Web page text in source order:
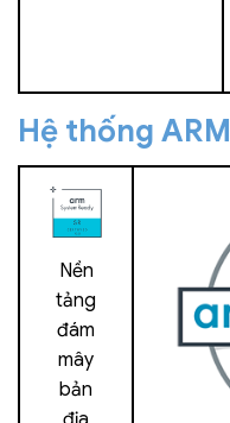
Hệ thống ARM
Nền
tảng
đám
mây
bản